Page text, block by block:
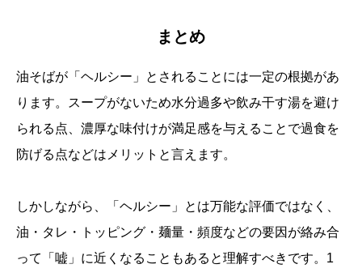
まとめ
油そばが「ヘルシー」とされることには一定の根拠があ
ります。スープがないため水分過多や飲み干す湯を避け
られる点、濃厚な味付けが満足感を与えることで過食を
防げる点などはメリットと言えます。
しかしながら、「ヘルシー」とは万能な評価ではなく、
油・タレ・トッピング・麺量・頻度などの要因が絡み合
って「嘘」に近くなることもあると理解すべきです。1